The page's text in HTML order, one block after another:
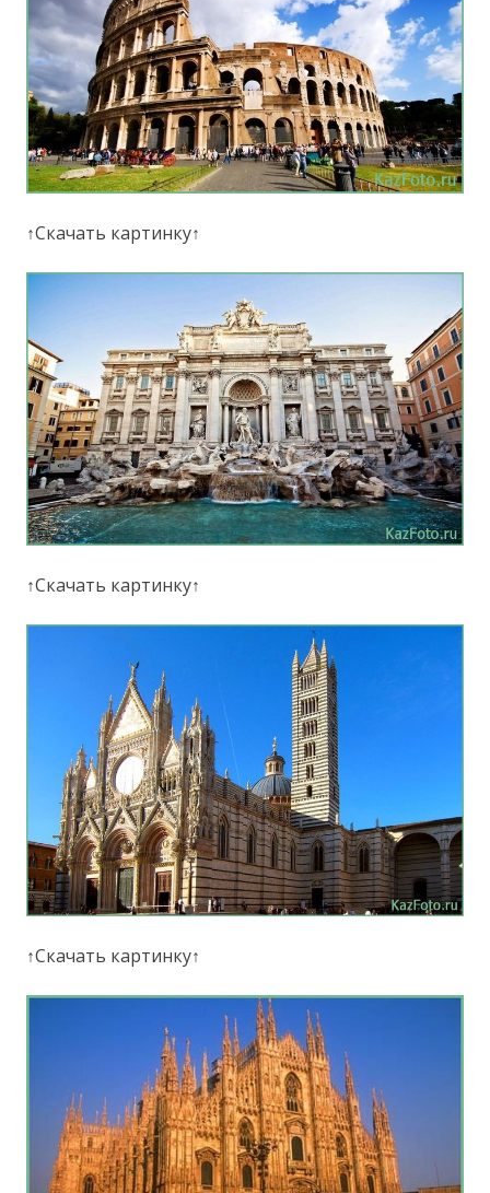
↑Скачать картинку↑
↑Скачать картинку↑
↑Скачать картинку↑